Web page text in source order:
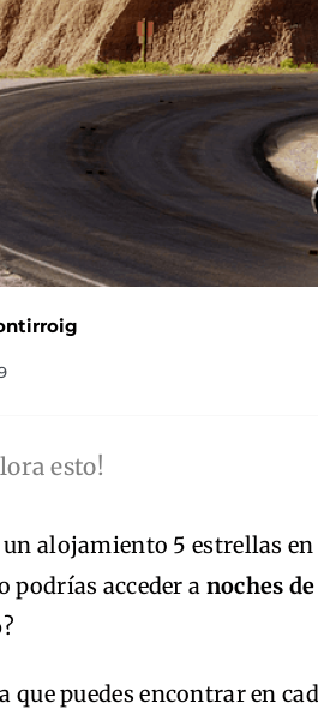
esto!
alojamiento 5 estrellas
podrías acceder a noches
?
que puedes encontrar en